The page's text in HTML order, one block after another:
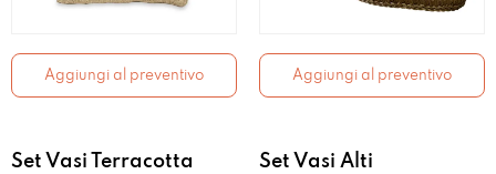
Aggiungi al preventivo Aggiungi al preventivo
Set Vasi Terracotta Set Vasi Alti